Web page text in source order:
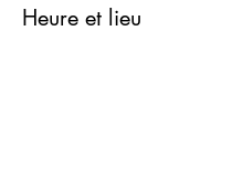
Heure et lieu